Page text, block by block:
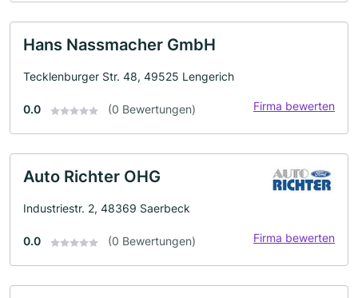
Hans Nassmacher GmbH
Tecklenburger Str. 48, 49525 Lengerich
0.0 (0 Bewertungen) Firma bewerten
Auto Richter OHG
Industriestr. 2, 48369 Saerbeck
0.0 (0 Bewertungen) Firma bewerten